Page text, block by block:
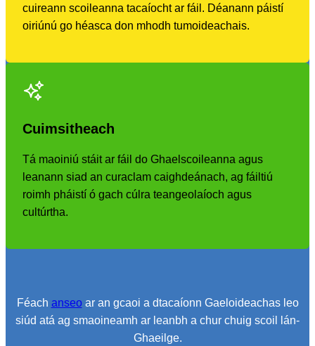
cuireann scoileanna tacaíocht ar fáil. Déanann páistí
oiriúnú go héasca don mhodh tumoideachais.
Cuimsitheach
Tá maoiniú stáit ar fáil do Ghaelscoileanna agus
leanann siad an curaclam caighdeánach, ag fáiltiú
roimh pháistí ó gach cúlra teangeolaíoch agus
cultúrtha.
Féach anseoar an gcaoi a dtacaíonn Gaeloideachas leo
siúd atá ag smaoineamh ar leanbh a chur chuig scoil lán-
Ghaeilge.